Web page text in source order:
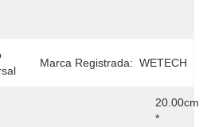
Marca Registrada: WETECH
20.00cm
*